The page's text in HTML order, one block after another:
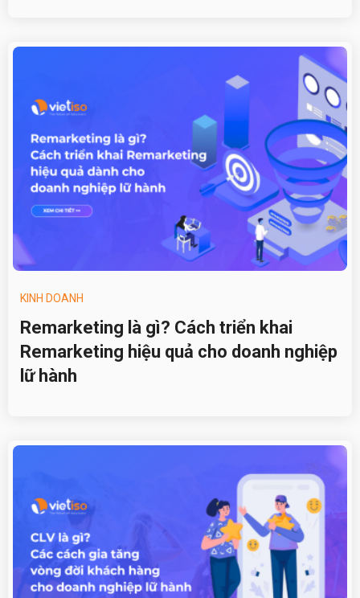
KINH DOANH
Remarketing là gì? Cách triển khai
Remarketing hiệu quả cho doanh nghiệp
lữ hành